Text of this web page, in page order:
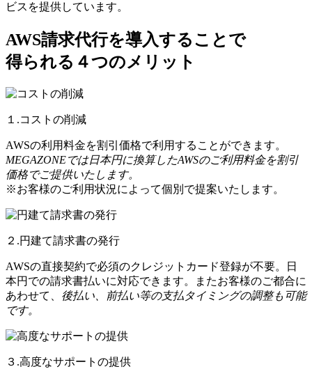
ビスを提供しています。
AWS請求代行を導入することで
得られる４つのメリット
１.コストの削減
AWSの利用料金を割引価格で利用することができます。
MEGAZONEでは日本円に換算したAWSのご利用料金を割引
価格でご提供いたします。
※お客様のご利用状況によって個別で提案いたします。
２.円建て請求書の発行
AWSの直接契約で必須のクレジットカード登録が不要。日
本円での請求書払いに対応できます。またお客様のご都合に
あわせて、 後払い、前払い等の支払タイミングの調整も可能
です。
３.高度なサポートの提供